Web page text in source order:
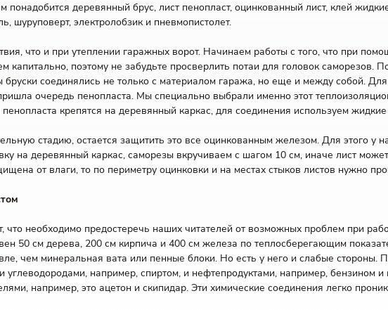
деревянный брус, лист пенопласт, оцинкованный лист, клей
шуруповерт, электролобзик и пневмопистолет.
что и при утеплении гаражных ворот. Начинаем работы с того, что при
капитально, поэтому не забудьте просверлить потаи для головок саморезов.
бруски соединялись не только с материалом гаража, но еще и между собой.
очередь пенопласта. Мы специально выбрали именно этот
крепятся на деревянный каркас, для соединения используем жидкие
стадию, остается защитить это все оцинкованным железом. Для этого
на деревянный каркас, саморезы вкручиваем с шагом 10 см, иначе лист
от влаги, то по периметру оцинковки и на местах стыков листов нужно
что необходимо предостеречь наших читателей от возможных проблем при
50 см дерева, 200 см кирпича и 400 см железа по теплосберегающим
чем минеральная вата или пенные блоки. Но есть у него и слабые стороны.
углеводородами, например, спиртом, и нефтепродуктами, например, бензином
например, это ацетон и скипидар. Эти химические соединения легко